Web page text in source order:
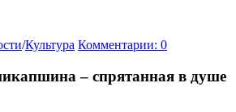
/Культура Комментарии: 0
– спрятанная в душе